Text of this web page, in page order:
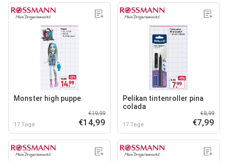
Monster high puppe
17 Tage
€19,99
€14,99
Pelikan tintenroller pina
colada
17 Tage
€8,99
€7,99